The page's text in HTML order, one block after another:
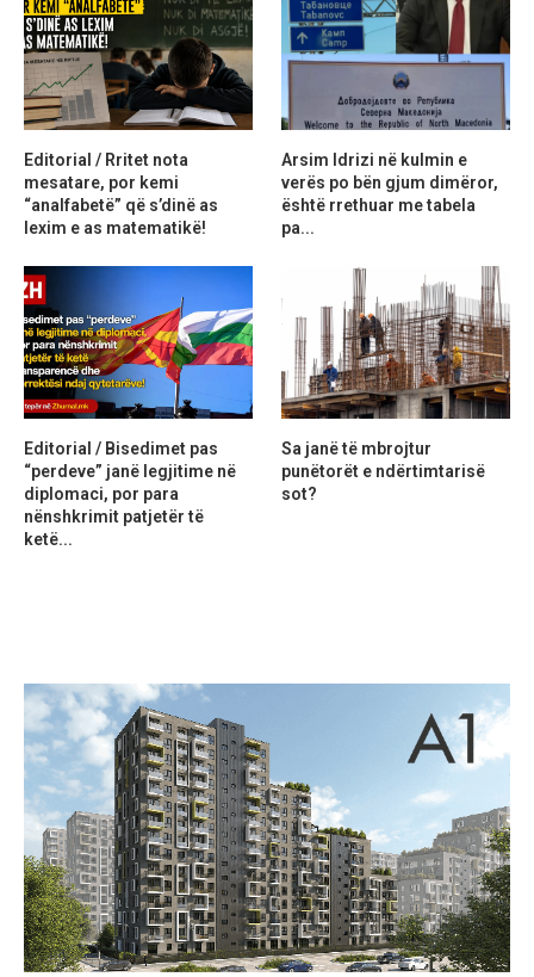
Editorial / Rritet nota
mesatare, por kemi
“analfabetë” që s’dinë as
lexim e as matematikë!
Arsim Idrizi në kulmin e
verës po bën gjum dimëror,
është rrethuar me tabela
pa...
Editorial / Bisedimet pas
“perdeve” janë legjitime në
diplomaci, por para
nënshkrimit patjetër të
ketë...
Sa janë të mbrojtur
punëtorët e ndërtimtarisë
sot?